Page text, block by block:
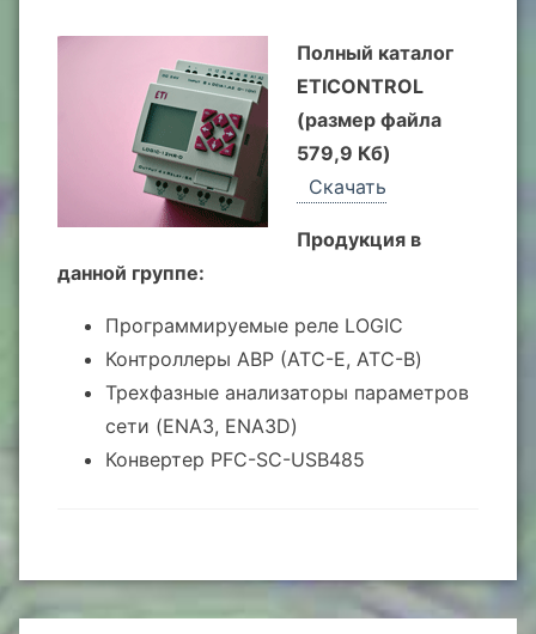
Полный каталог
ETICONTROL
(размер файла
579,9 Кб)
Скачать
Продукция в
данной группе:
Программируемые реле LOGIC
Контроллеры АВР (ATC-E, ATC-B)
Трехфазные анализаторы параметров
сети (ENA3, ENA3D)
Конвертер PFC-SC-USB485